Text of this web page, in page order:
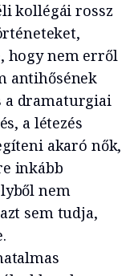
kollégái rossz
hogy nem erről
antihősének
a dramaturgiai
a létezés
akaró nők,
inkább
nem
sem tudja,